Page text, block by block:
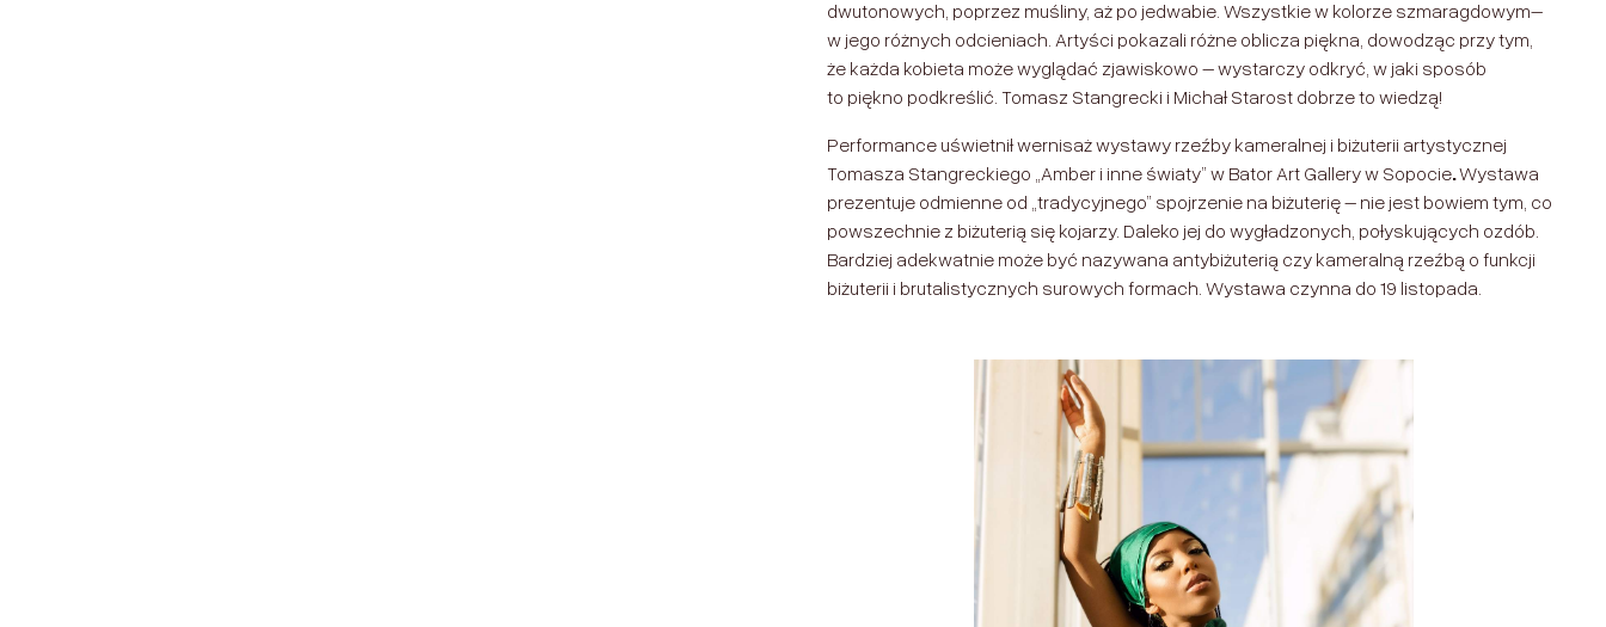
dwutonowych, poprzez muśliny, aż po jedwabie. Wszystkie w kolorze szmaragdowym–
w jego różnych odcieniach. Artyści pokazali różne oblicza piękna, dowodząc przy tym,
że każda kobieta może wyglądać zjawiskowo – wystarczy odkryć, w jaki sposób
to piękno podkreślić. Tomasz Stangrecki i Michał Starost dobrze to wiedzą!
Performance uświetnił wernisaż wystawy rzeźby kameralnej i biżuterii artystycznej
Tomasza Stangreckiego „Amber i inne światy” w Bator Art Gallery w Sopocie.Wystawa
prezentuje odmienne od „tradycyjnego” spojrzenie na biżuterię – nie jest bowiem tym, co
powszechnie z biżuterią się kojarzy. Daleko jej do wygładzonych, połyskujących ozdób.
Bardziej adekwatnie może być nazywana antybiżuterią czy kameralną rzeźbą o funkcji
biżuterii i brutalistycznych surowych formach. Wystawa czynna do 19 listopada.